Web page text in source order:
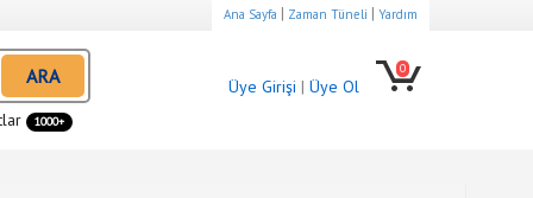
Ana Sayfa | Zaman Tüneli | Yardım
ARA
1000+
Üye Girişi | Üye Ol
0